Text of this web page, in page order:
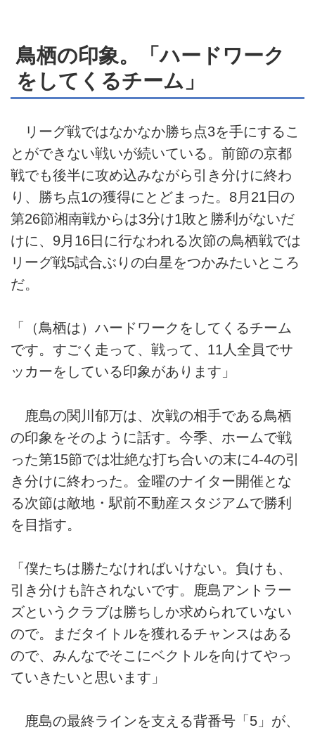
鳥栖の印象。「ハードワーク
をしてくるチーム」
リーグ戦ではなかなか勝ち点3を手にするこ
とができない戦いが続いている。前節の京都
戦でも後半に攻め込みながら引き分けに終わ
り、勝ち点1の獲得にとどまった。8月21日の
第26節湘南戦からは3分け1敗と勝利がないだ
けに、9月16日に行なわれる次節の鳥栖戦では
リーグ戦5試合ぶりの白星をつかみたいところ
だ。
「（鳥栖は）ハードワークをしてくるチーム
です。すごく走って、戦って、11人全員でサ
ッカーをしている印象があります」
鹿島の関川郁万は、次戦の相手である鳥栖
の印象をそのように話す。今季、ホームで戦
った第15節では壮絶な打ち合いの末に4-4の引
き分けに終わった。金曜のナイター開催とな
る次節は敵地・駅前不動産スタジアムで勝利
を目指す。
「僕たちは勝たなければいけない。負けも、
引き分けも許されないです。鹿島アントラー
ズというクラブは勝ちしか求められていない
ので。まだタイトルを獲れるチャンスはある
ので、みんなでそこにベクトルを向けてやっ
ていきたいと思います」
鹿島の最終ラインを支える背番号「5」が、